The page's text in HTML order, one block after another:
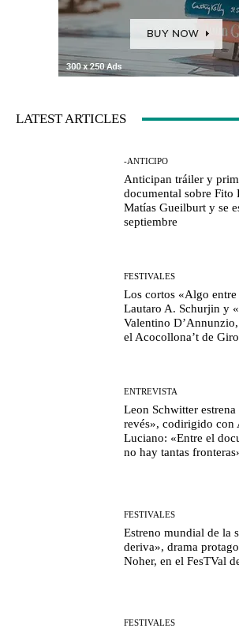
LATEST ARTICLES
-ANTICIPO
Anticipan tráiler y
documental sobre Fito
Matías Gueilburt y se
septiembre
FESTIVALES
Los cortos «Algo entre
Lautaro A. Schurjin y
Valentino
el Acocollona’t de
ENTREVISTA
Leon Schwitter
revés», codirigido con
Luciano: «Entre el
no hay tantas
FESTIVALES
Estreno mundial de la
deriva», drama
Noher, en el FesTVal
FESTIVALES